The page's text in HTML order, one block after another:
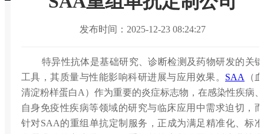
发布时间：2025-12-23 08:24:27
特异性抗体是基础研究、诊断检测及药物研发的关键
工具，其质量与性能影响科研进展与应用效果。 SAA
（血
清淀粉样蛋白A）作为重要的炎症标志物，在感染性疾病、
自身免疫性疾病等领域的研究与临床应用中需求迫切，而
针对SAA的重组单抗定制服务，正成为满足精准化、标准